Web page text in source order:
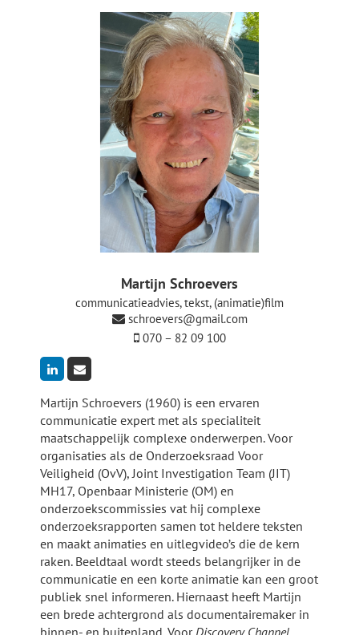
Raadgevers
Actueel
Contact
Martijn Schroevers
communicatieadvies, tekst, (animatie)film
070 – 82 09 100
schroevers@gmail.com
Martijn Schroevers (1960) is een ervaren
communicatie expert met als specialiteit
maatschappelijk complexe onderwerpen. Voor
organisaties als de Onderzoeksraad Voor
Veiligheid (OvV), Joint Investigation Team (JIT)
MH17, Openbaar Ministerie (OM) en
onderzoekscommissies vat hij complexe
onderzoeksrapporten samen tot heldere teksten
en maakt animaties en uitlegvideo’s die de kern
raken. Beeldtaal wordt steeds belangrijker in de
communicatie en een korte animatie kan een groot
publiek snel informeren. Hiernaast heeft Martijn
een brede achtergrond als documentairemaker in
binnen- en buitenland. Voor Discovery Channel